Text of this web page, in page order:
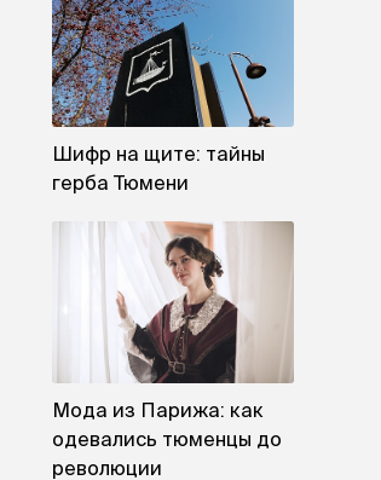
Шифр на щите: тайны
герба Тюмени
Мода из Парижа: как
одевались тюменцы до
революции